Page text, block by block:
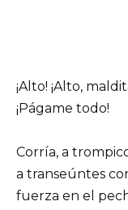
¡Alto! ¡Alto,
¡Págame todo!
Corría, a
a transeúntes
fuerza en el